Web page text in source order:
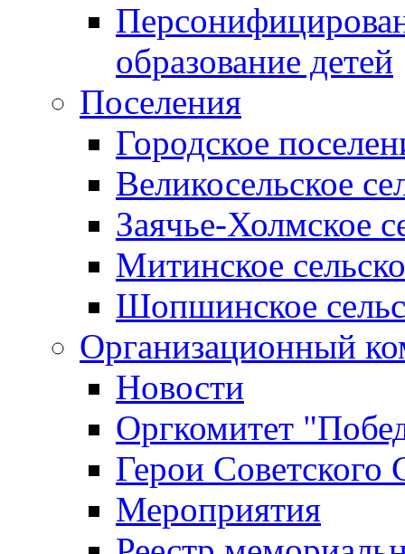
образование детей
Поселения
Городское
Великосельское
Заячье-Холмское
Митинское
Шопшинское
Организационный
Новости
Оргкомитет
Герои Советского
Мероприятия